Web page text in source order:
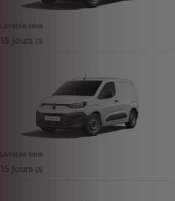
Livrable sous
15 jours (3)
Livrable sous
15 jours (3)